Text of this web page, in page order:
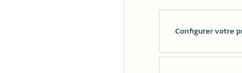
Configurer votre